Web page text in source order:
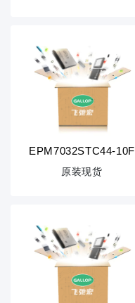
EPM7032STC44-10F
原装现货